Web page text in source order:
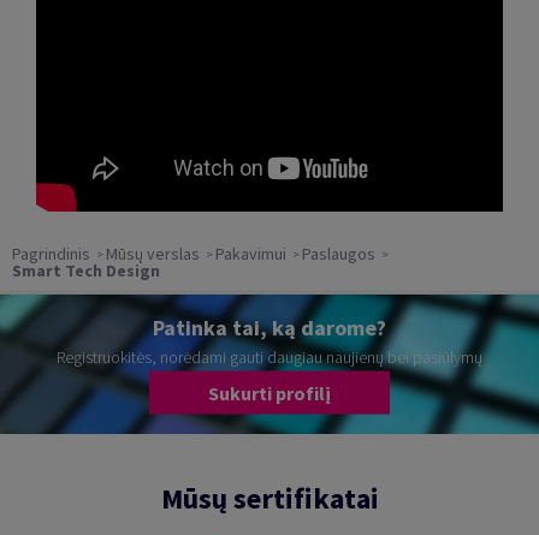
Pagrindinis Mūsų verslas Pakavimui Paslaugos
Smart Tech Design
Patinka tai, ką darome?
Registruokitės, norėdami gauti daugiau naujienų bei pasiūlymų
Sukurti profilį
Mūsų sertifikatai